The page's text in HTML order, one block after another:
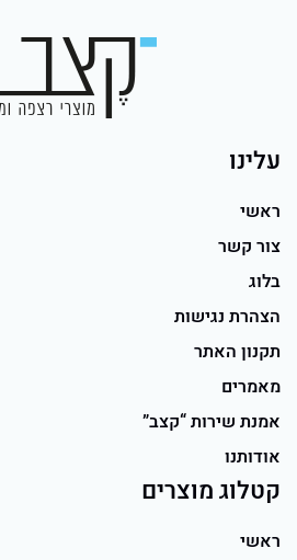
עלינו
ראשי
צור קשר
בלוג
הצהרת נגישות
תקנון האתר
מאמרים
אמנת שירות “קצב”
אודותנו
קטלוג מוצרים
ראשי